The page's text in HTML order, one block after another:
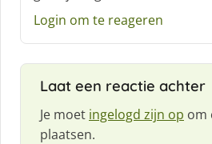
fLogin om te reageren
Laat een reactie achter
Je moet ingelogd zijn op om
plaatsen.